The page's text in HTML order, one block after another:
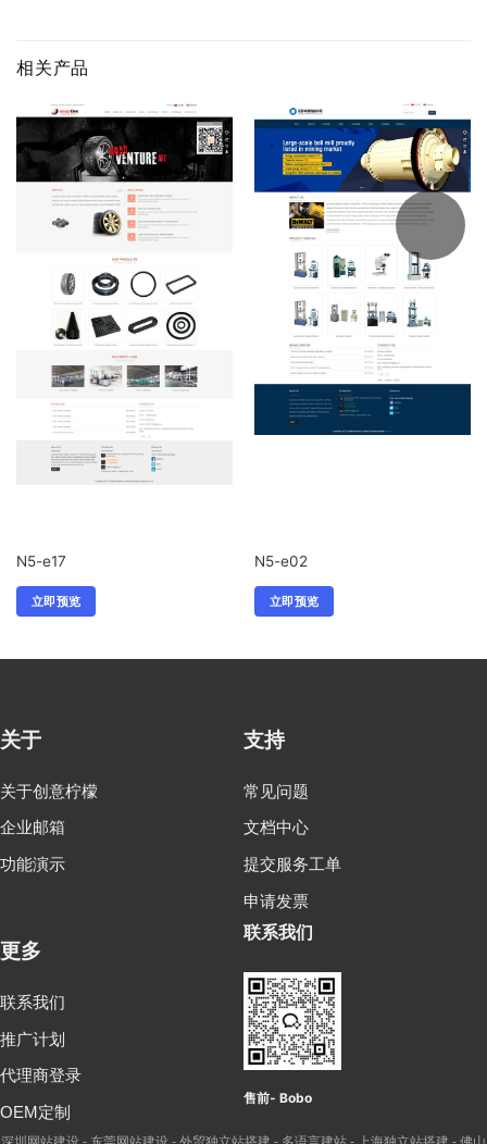
相关产品
N5-e17
立即预览
N5-e02
立即预览
关于
关于创意柠檬
企业邮箱
功能演示
支持
常见问题
文档中心
提交服务工单
申请发票
更多
联系我们
推广计划
代理商登录
OEM定制
联系我们
售前- Bobo